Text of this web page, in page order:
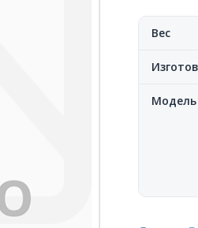
Вес
Модель